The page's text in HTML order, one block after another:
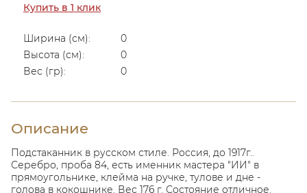
Купить в 1 клик
Ширина (см):
0
Высота (см):
0
Вес (гр):
0
Описание
Подстаканник в русском стиле. Россия, до 1917г..
Серебро, проба 84, есть именник мастера "ИИ" в
прямоугольнике, клейма на ручке, тулове и дне -
голова в кокошнике. Вес 176 г. Состояние отличное.